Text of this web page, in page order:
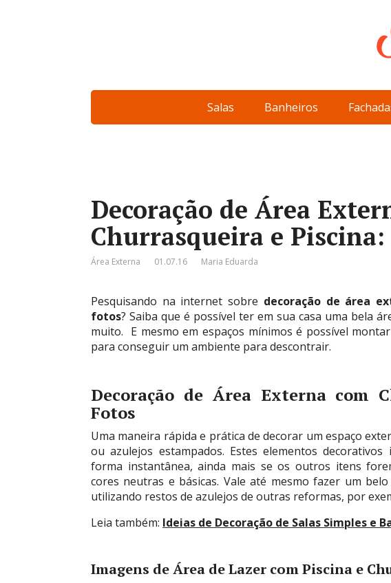
Salas Banheiros
Decoração de Área
Churrasqueira e Piscina:
Área Externa 01.07.16 Maria Eduarda
Pesquisando na internet sobre decoração de área
fotos? Saiba que é possível ter em sua casa uma bela
muito. E mesmo em espaços mínimos é possível
para conseguir um ambiente para descontrair.
Decoração de Área Externa com
Fotos
Uma maneira rápida e prática de decorar um espaço
ou azulejos estampados. Estes elementos
forma instantânea, ainda mais se os outros itens
cores neutras e básicas. Vale até mesmo fazer um
utilizando restos de azulejos de outras reformas, por
Leia também: Ideias de Decoração de Salas Simples e
Imagens de Área de Lazer com Piscina e